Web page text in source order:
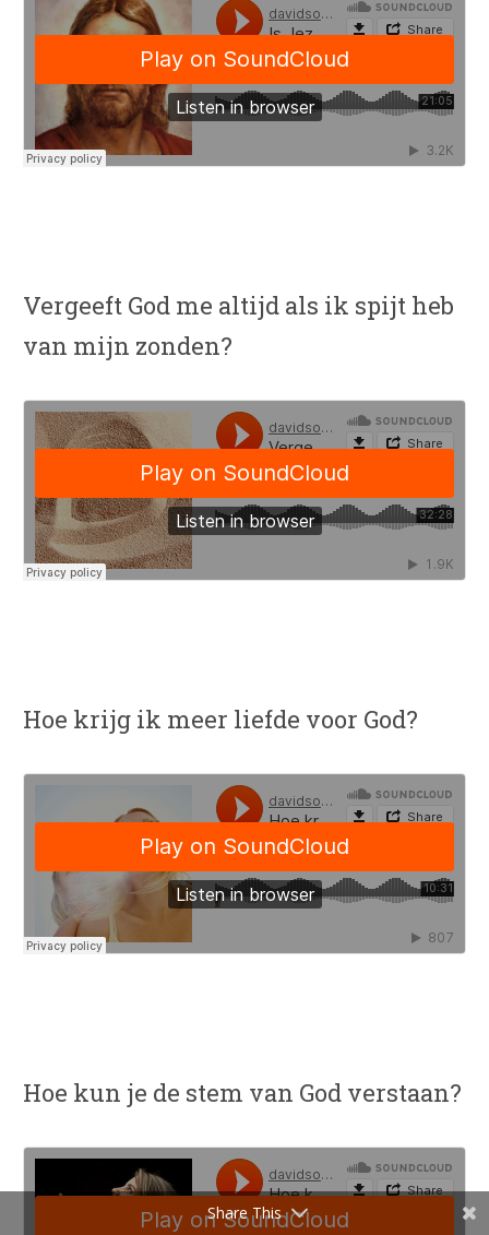
Vergeeft God me altijd als ik spijt heb
van mijn zonden?
Hoe krijg ik meer liefde voor God?
Hoe kun je de stem van God verstaan?
Share This